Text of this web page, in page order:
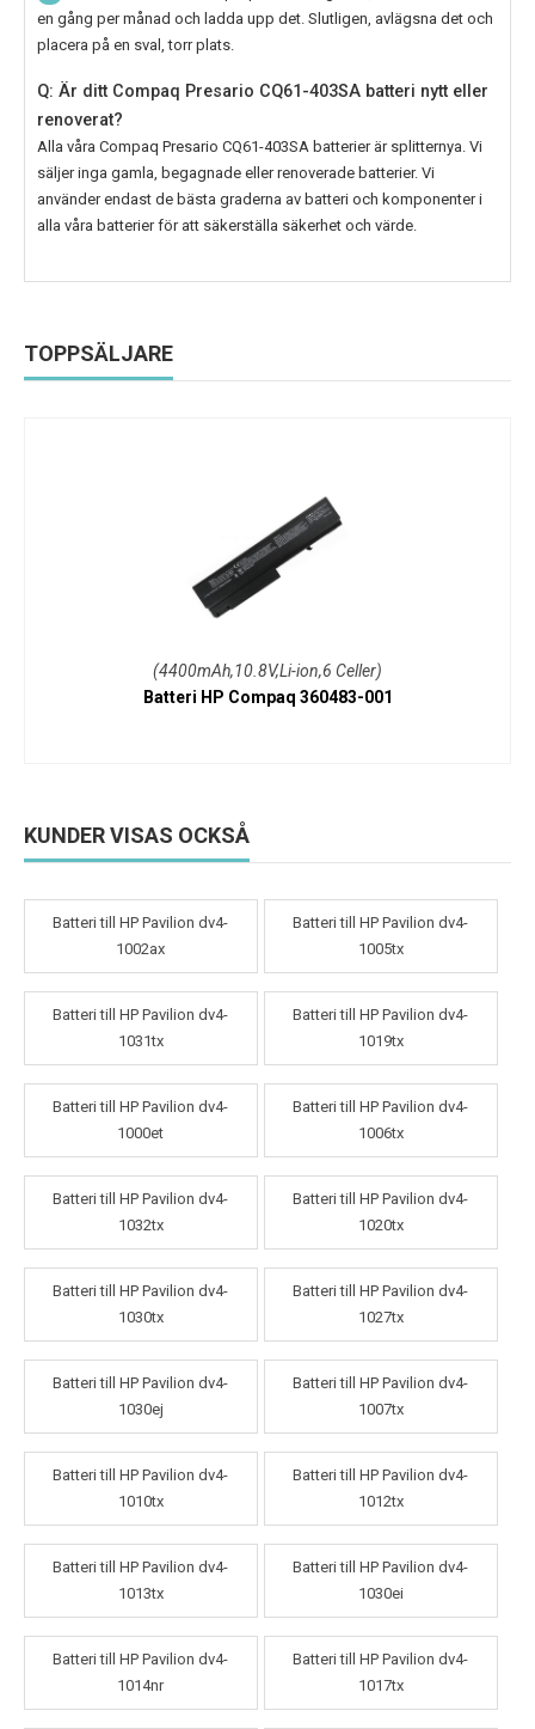
en gång per månad och ladda upp det. Slutligen, avlägsna det och
placera på en sval, torr plats.
Q: Är ditt Compaq Presario CQ61-403SA batteri nytt eller
renoverat?
Alla våra Compaq Presario CQ61-403SA batterier är splitternya. Vi
säljer inga gamla, begagnade eller renoverade batterier. Vi
använder endast de bästa graderna av batteri och komponenter i
alla våra batterier för att säkerställa säkerhet och värde.
TOPPSÄLJARE
(4400mAh,10.8V,Li-ion,6 Celler)
Batteri HP Compaq 360483-001
KUNDER VISAS OCKSÅ
Batteri till HP Pavilion dv4-
1002ax
Batteri till HP Pavilion dv4-
1005tx
Batteri till HP Pavilion dv4-
1031tx
Batteri till HP Pavilion dv4-
1019tx
Batteri till HP Pavilion dv4-
1000et
Batteri till HP Pavilion dv4-
1006tx
Batteri till HP Pavilion dv4-
1032tx
Batteri till HP Pavilion dv4-
1020tx
Batteri till HP Pavilion dv4-
1030tx
Batteri till HP Pavilion dv4-
1027tx
Batteri till HP Pavilion dv4-
1030ej
Batteri till HP Pavilion dv4-
1007tx
Batteri till HP Pavilion dv4-
1010tx
Batteri till HP Pavilion dv4-
1012tx
Batteri till HP Pavilion dv4-
1013tx
Batteri till HP Pavilion dv4-
1030ei
Batteri till HP Pavilion dv4-
1014nr
Batteri till HP Pavilion dv4-
1017tx